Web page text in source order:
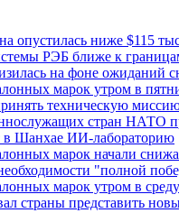
опустилась ниже $115
РЭБ ближе к
на фоне
марок утром в
техническую
стран НАТО
в Шанхае ИИ-лабораторию
марок начали
"полной
марок утром в
страны представить